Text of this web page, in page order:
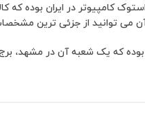
کامپیوتر در ایران بوده که
می توانید از جزئی ترین
اداری، واحد 11 بوده و شعبه دیگر آن در مجتمع